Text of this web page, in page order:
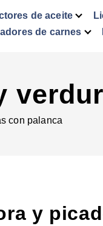
de aceite
de carnes
con palanca
y